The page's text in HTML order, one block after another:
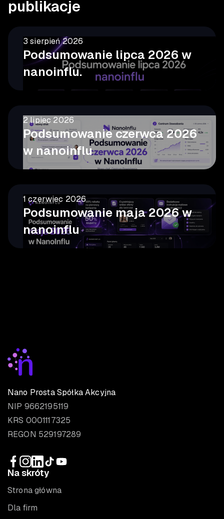
publikacje
3 sierpień 2026
Podsumowanie lipca 2026 w
nanoinflu.
2 lipiec 2026
Podsumowanie czerwca 2026
w nanoinflu
1 czerwiec 2026
Podsumowanie maja 2026 w
nanoinflu
Nano Prosta Spółka Akcyjna
NIP 9662195119
KRS 0001117325
REGON 529197289
Na skróty
Strona główna
Dla firm